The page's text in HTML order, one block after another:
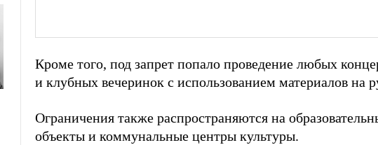
Кроме того, под запрет попало проведение любых
и клубных вечеринок с использованием материалов на
Ограничения также распространяются на
объекты и коммунальные центры культуры.